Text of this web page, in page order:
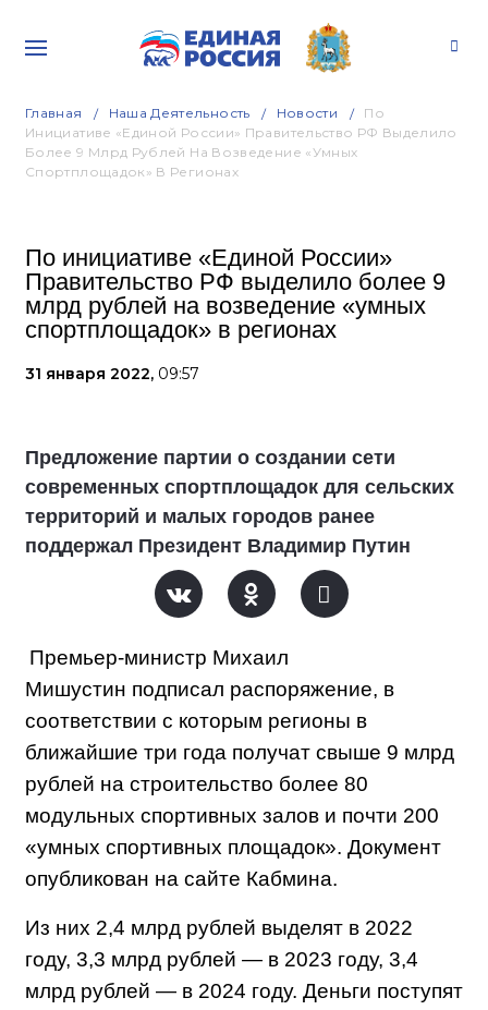
Главная Наша Деятельность Новости
По
Инициативе «Единой России» Правительство РФ Выделило
Более 9 Млрд Рублей На Возведение «умных
Спортплощадок» В Регионах
По инициативе «Единой России»
Правительство РФ выделило более 9
млрд рублей на возведение «умных
спортплощадок» в регионах
31 января 2022, 09:57
Предложение партии о создании сети
современных спортплощадок для сельских
территорий и малых городов ранее
поддержал Президент Владимир Путин
Премьер-министр Михаил
Мишустин подписал распоряжение, в
соответствии с которым регионы в
ближайшие три года получат свыше 9 млрд
рублей на строительство более 80
модульных спортивных залов и почти 200
«умных спортивных площадок». Документ
опубликован на сайте Кабмина.
Из них 2,4 млрд рублей выделят в 2022
году, 3,3 млрд рублей — в 2023 году, 3,4
млрд рублей — в 2024 году. Деньги поступят